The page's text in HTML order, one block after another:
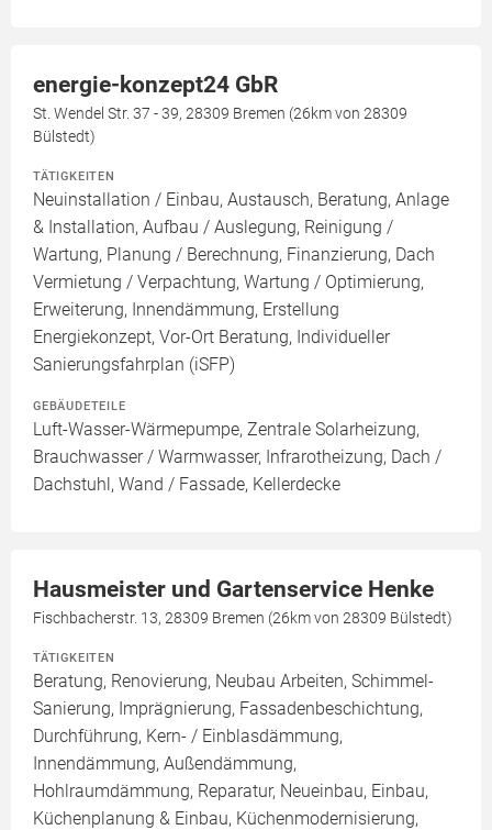
energie-konzept24 GbR
St. Wendel Str. 37 - 39, 28309 Bremen (26km von 28309
Bülstedt)
TÄTIGKEITEN
Neuinstallation / Einbau, Austausch, Beratung, Anlage
& Installation, Aufbau / Auslegung, Reinigung /
Wartung, Planung / Berechnung, Finanzierung, Dach
Vermietung / Verpachtung, Wartung / Optimierung,
Erweiterung, Innendämmung, Erstellung
Energiekonzept, Vor-Ort Beratung, Individueller
Sanierungsfahrplan (iSFP)
GEBÄUDETEILE
Luft-Wasser-Wärmepumpe, Zentrale Solarheizung,
Brauchwasser / Warmwasser, Infrarotheizung, Dach /
Dachstuhl, Wand / Fassade, Kellerdecke
Hausmeister und Gartenservice Henke
Fischbacherstr. 13, 28309 Bremen (26km von 28309 Bülstedt)
TÄTIGKEITEN
Beratung, Renovierung, Neubau Arbeiten, Schimmel-
Sanierung, Imprägnierung, Fassadenbeschichtung,
Durchführung, Kern- / Einblasdämmung,
Innendämmung, Außendämmung,
Hohlraumdämmung, Reparatur, Neueinbau, Einbau,
Küchenplanung & Einbau, Küchenmodernisierung,